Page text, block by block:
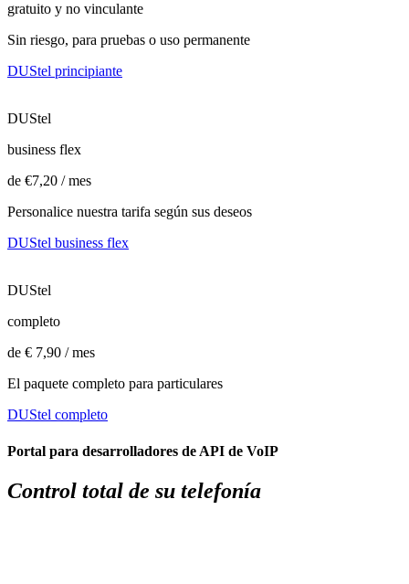
gratuito y no vinculante
Sin riesgo, para pruebas o uso permanente
DUStel principiante
DUStel
business flex
de €7,20 / mes
Personalice nuestra tarifa según sus deseos
DUStel business flex
DUStel
completo
de € 7,90 / mes
El paquete completo para particulares
DUStel completo
Portal para desarrolladores de API de VoIP
Control total de su telefonía